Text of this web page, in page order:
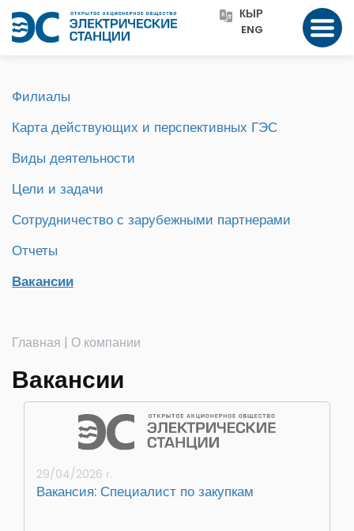
КЫР
ENG
Филиалы
Карта действующих и перспективных ГЭС
Виды деятельности
Цели и задачи
Сотрудничество с зарубежными партнерами
Отчеты
Вакансии
Главная | О компании
Вакансии
29/04/2026 г.
Вакансия: Специалист по закупкам